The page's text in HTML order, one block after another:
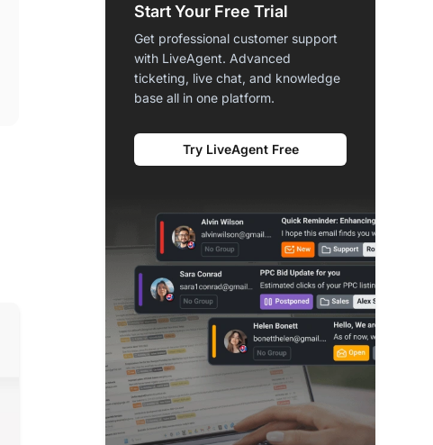
Start Your Free Trial
Get professional customer support
with LiveAgent. Advanced
ticketing, live chat, and knowledge
base all in one platform.
Try LiveAgent Free